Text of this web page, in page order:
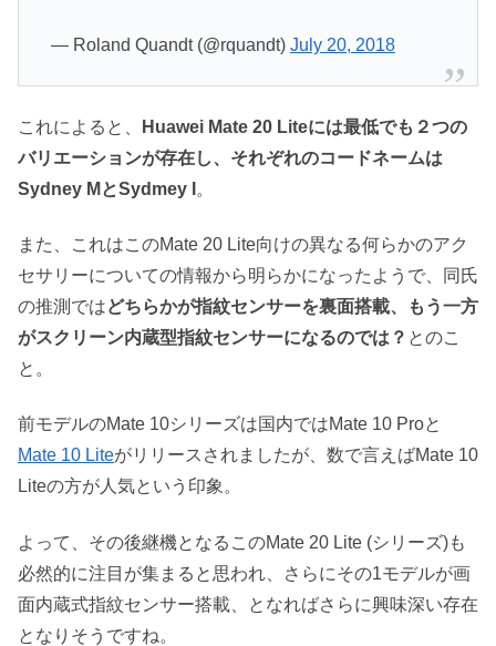
— Roland Quandt (@rquandt) July 20, 2018
これによると、
Huawei Mate 20 Liteには最低でも２つの
バリエーションが存在し、それぞれのコードネームは
Sydney MとSydmey I 。
また、これはこのMate 20 Lite向けの異なる何らかのアク
セサリーについての情報から明らかになったようで、同氏
の推測ではどちらかが指紋センサーを裏面搭載、もう一方
がスクリーン内蔵型指紋センサーになるのでは？ とのこ
と。
前モデルのMate 10シリーズは国内ではMate 10 Proと
Mate 10 Liteがリリースされましたが、数で言えばMate 10
Liteの方が人気という印象。
よって、その後継機となるこのMate 20 Lite (シリーズ)も
必然的に注目が集まると思われ、さらにその1モデルが画
面内蔵式指紋センサー搭載、となればさらに興味深い存在
となりそうですね。